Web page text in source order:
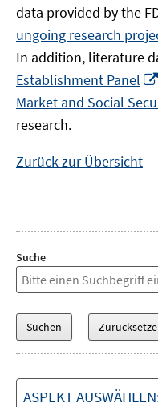
data provided by the
ungoing research
In addition, literature
Establishment Panel
Market and Social
research.
Zurück zur Übersicht
Suche
ASPEKT